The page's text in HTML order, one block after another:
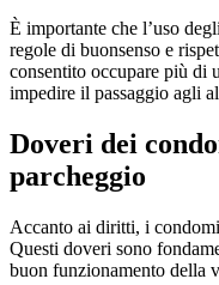
È importante che l’uso
regole di buonsenso e
consentito occupare più di
impedire il passaggio agli
Doveri dei
parcheggio
Accanto ai diritti, i
Questi doveri sono
buon funzionamento della